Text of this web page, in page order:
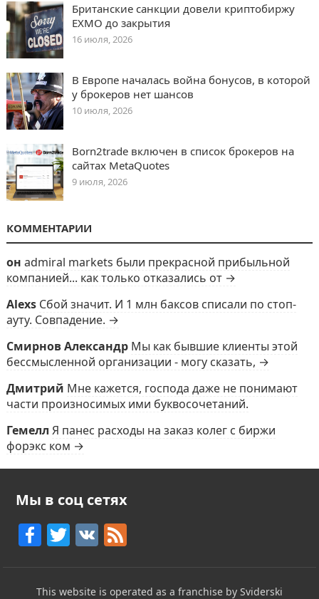
Британские санкции довели криптобиржу
EXMO до закрытия
16 июля, 2026
В Европе началась война бонусов, в которой
у брокеров нет шансов
10 июля, 2026
Born2trade включен в список брокеров на
сайтах MetaQuotes
9 июля, 2026
КОММЕНТАРИИ
он admiral markets были прекрасной прибыльной
компанией... как только отказались от →
Alexs Сбой значит. И 1 млн баксов списали по стоп-
ауту. Совпадение. →
Смирнов Александр Мы как бывшие клиенты этой
бессмысленной организации - могу сказать, →
Дмитрий Мне кажется, господа даже не понимают
части произносимых ими буквосочетаний.
Гемелл Я панес расходы на заказ колег с биржи
форэкс ком →
Мы в соц сетях
F
c
T
itt
V F
e
This website is operated as a franchise by Sviderski